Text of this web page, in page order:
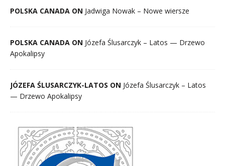
POLSKA CANADA ON Jadwiga Nowak – Nowe wiersze
POLSKA CANADA ON Józefa Ślusarczyk – Latos — Drzewo
Apokalipsy
JÓZEFA ŚLUSARCZYK-LATOS ON Józefa Ślusarczyk – Latos
— Drzewo Apokalipsy